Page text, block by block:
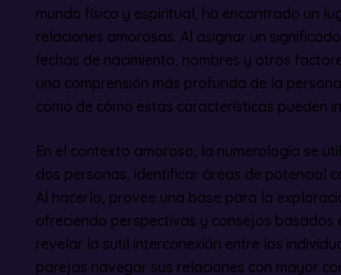
mundo físico y espiritual, ha encontrado un
relaciones amorosas. Al asignar un
fechas de nacimiento, nombres y otros
una comprensión más profunda de la
como de cómo estas características pueden
En el contexto amoroso, la numerología se
dos personas, identificar áreas de potencial
Al hacerlo, provee una base para la
ofreciendo perspectivas y consejos basados
revelar la sutil interconexión entre los
parejas navegar sus relaciones con mayor